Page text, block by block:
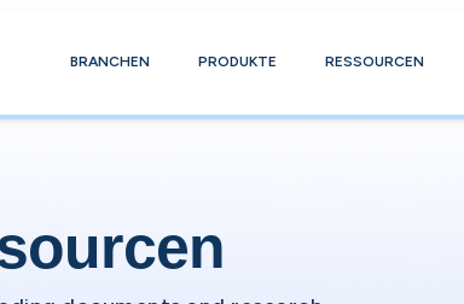
BRANCHEN PRODUKTE RESSOURCEN